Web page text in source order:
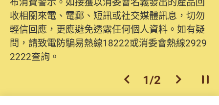
收相關來電、電郵、短訊或社交媒體訊息，切勿
輕信回應，更應避免透露任何個人資料。如有疑
問，請致電防騙易熱線18222或消委會熱線2929
2222查詢。
上一個
1/2 下一個開